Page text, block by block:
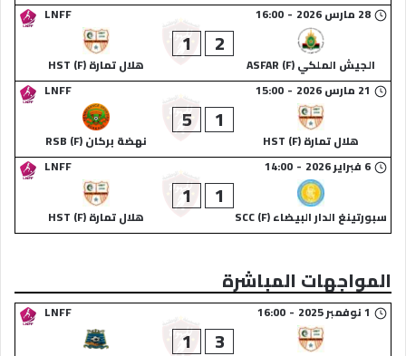
LNFF
28 مارس 2026 -
16:00
الجيش الملكي (F) ASFAR
2
1
هلال تمارة (F) HST
LNFF
21 مارس 2026 -
15:00
هلال تمارة (F) HST
1
5
نهضة بركان (F) RSB
LNFF
6 فبراير 2026 -
14:00
سبورتينغ الدار البيضاء (F) SCC
1
1
هلال تمارة (F) HST
المواجهات المباشرة
LNFF 1 نوفمبر 2025 -
16:00
3
1